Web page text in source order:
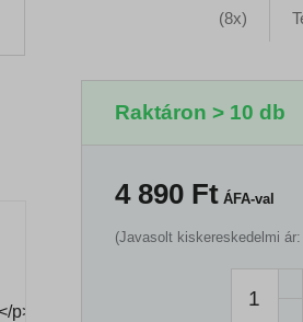
(8x)
Raktáron > 10 db
4 890FtÁFA-val
(Javasolt kiskereskedelmi